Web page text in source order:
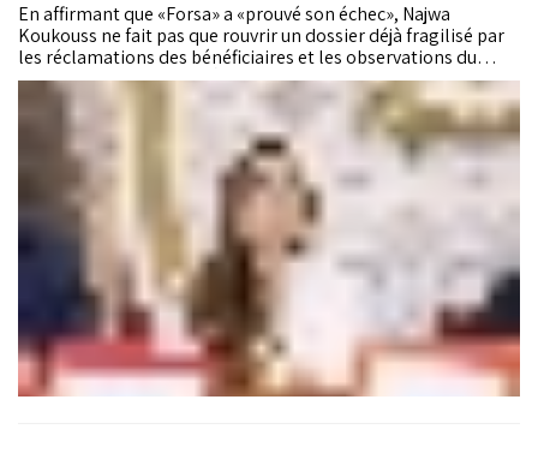
En affirmant que «Forsa» a «prouvé son échec», Najwa
Koukouss ne fait pas que rouvrir un dossier déjà fragilisé par
les réclamations des bénéficiaires et les observations du
Médiateur du Royaume. À deux mois des élections
législatives, la présidente du conseil national du PAM s’en
prend à un programme piloté par un département dirigé par
une ministre RNI. Si ses critiques s’appuient sur des difficultés
documentées, leur virulence et leur timing traduisent aussi la
compétition désormais ouverte entre les partis de la
majorité, analyse pour «Le Matin» le politologue El Abbass El
Ouardi.